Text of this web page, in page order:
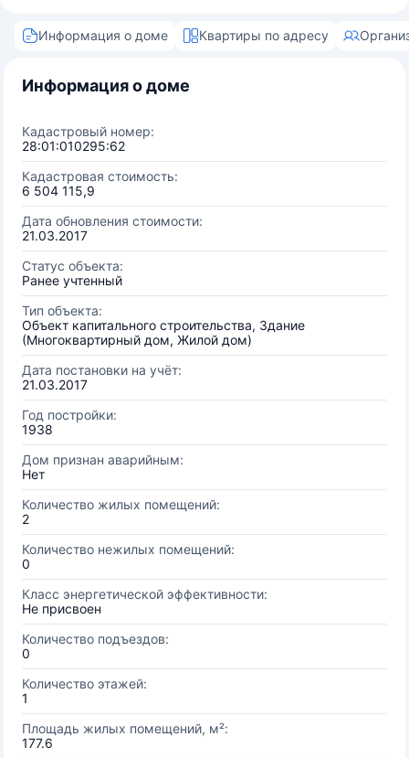
Информация о доме Квартиры по адресу
Информация о доме
Кадастровый номер:
28:01:010295:62
Кадастровая стоимость:
6 504 115,9
Дата обновления стоимости:
21.03.2017
Статус объекта:
Ранее учтенный
Тип объекта:
Объект капитального строительства, Здание
(Многоквартирный дом, Жилой дом)
Дата постановки на учёт:
21.03.2017
Год постройки:
1938
Дом признан аварийным:
Нет
Количество жилых помещений:
2
Количество нежилых помещений:
0
Класс энергетической эффективности:
Не присвоен
Количество подъездов:
0
Количество этажей:
1
Площадь жилых помещений, м²:
177.6